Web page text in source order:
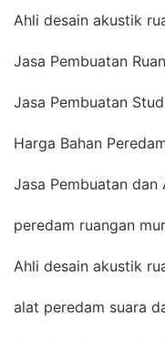
Ahli desain akustik
Jasa Pembuatan
Jasa Pembuatan
Harga Bahan
Jasa Pembuatan dan
peredam ruangan
Ahli desain akustik
alat peredam suara